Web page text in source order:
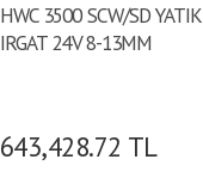
HWC 3500 SCW/SD YATIK
IRGAT 24V 8-13MM
643,428.72 TL